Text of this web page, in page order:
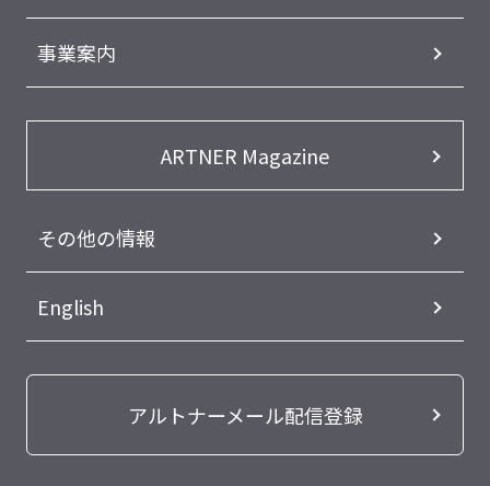
事業案内
ARTNER Magazine
その他の情報
English
アルトナーメール配信登録